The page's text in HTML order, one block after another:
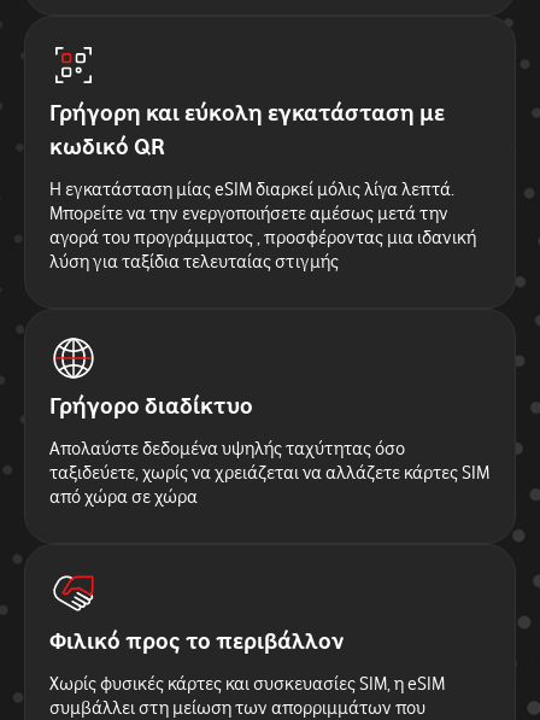
Γρήγορη και εύκολη εγκατάσταση με
κωδικό QR
Η εγκατάσταση μίας eSIM διαρκεί μόλις λίγα λεπτά.
Μπορείτε να την ενεργοποιήσετε αμέσως μετά την
αγορά του προγράμματος , προσφέροντας μια ιδανική
λύση για ταξίδια τελευταίας στιγμής
Γρήγορο διαδίκτυο
Απολαύστε δεδομένα υψηλής ταχύτητας όσο
ταξιδεύετε, χωρίς να χρειάζεται να αλλάζετε κάρτες SIM
από χώρα σε χώρα
Φιλικό προς το περιβάλλον
Χωρίς φυσικές κάρτες και συσκευασίες SIM, η eSIM
συμβάλλει στη μείωση των απορριμμάτων που